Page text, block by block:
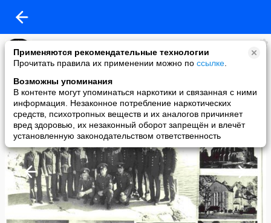
Применяются рекомендательные технологии
Прочитать правила их применении можно по ссылке
Возможны упоминания
В контенте могут упоминаться наркотики и связанная с ними
информация. Незаконное потребление наркотических
средств, психотропных веществ и их аналогов причиняет
вред здоровью, их незаконный оборот запрещён и влечёт
установленную законодательством ответственность
Таллинское ВВПСУ
added a photo
21 May в 19:34